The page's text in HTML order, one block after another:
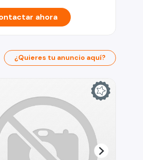
ahora
¿Quieres tu anuncio aquí?